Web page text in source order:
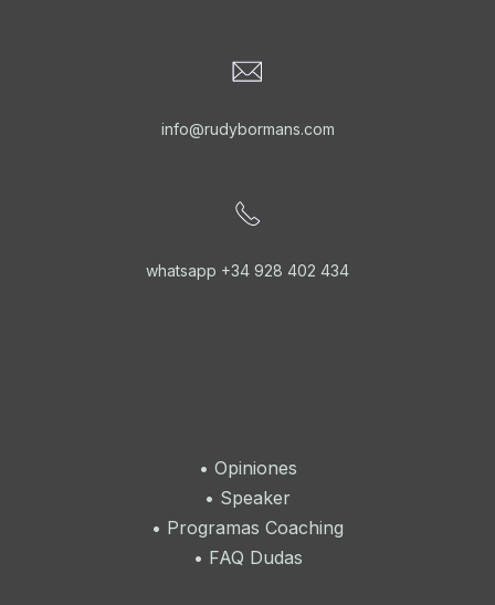
info@rudybormans.com
whatsapp +34 928 402 434
• Opiniones
• Speaker
• Programas Coaching
• FAQ Dudas